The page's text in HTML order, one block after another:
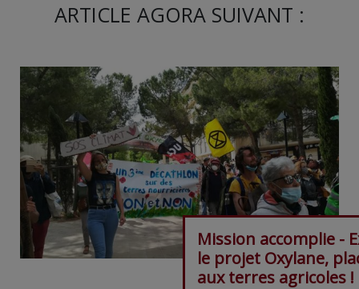
ARTICLE AGORA SUIVANT :
Mission accomplie -
le projet Oxylane,
aux terres agricoles !